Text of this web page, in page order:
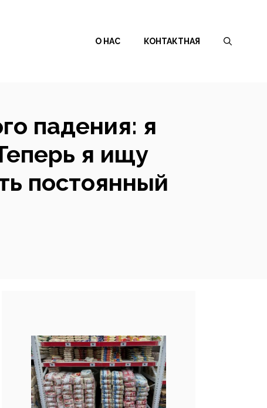
О НАС КОНТАКТНАЯ
падения: я
я ищу
постоянный